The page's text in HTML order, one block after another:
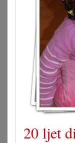
20 ljet